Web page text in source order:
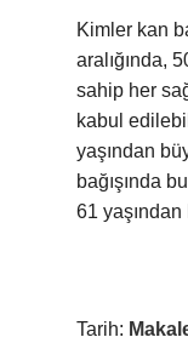
Kimler kan
aralığında,
sahip her
kabul
yaşından
bağışında
61
Tarih: